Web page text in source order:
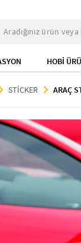
HOBİ
STİCKER ARAÇ